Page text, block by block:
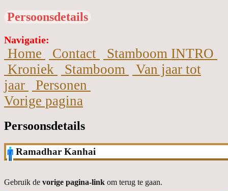
Persoonsdetails
Navigatie:
Home Contact
Stamboom INTRO
Kroniek
Stamboom
Van jaar tot
jaar
Personen
Vorige pagina
Persoonsdetails
Ramadhar Kanhai
Gebruik de vorige pagina-link om terug te gaan.